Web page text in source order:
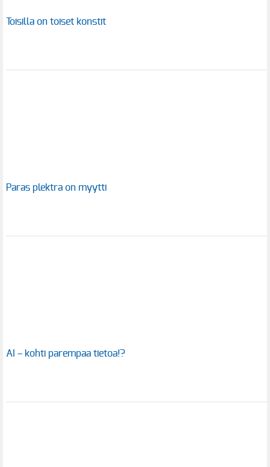
Toisilla on toiset konstit
Paras plektra on myytti
AI – kohti parempaa tietoa!?